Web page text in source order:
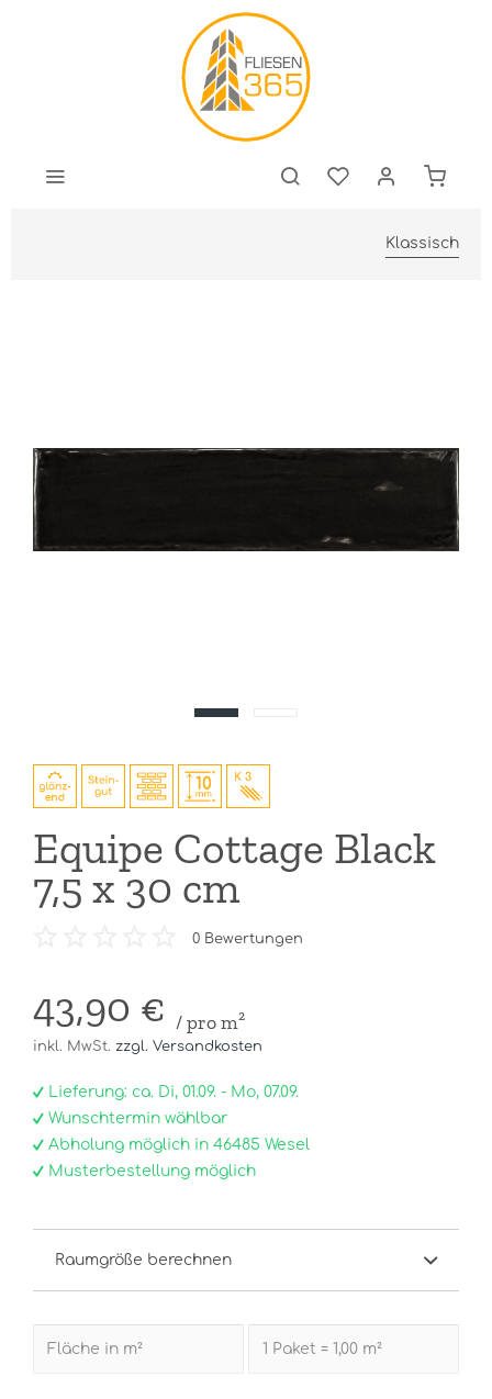
Klassisch
Equipe Cottage Black
7,5 x 30 cm
0 Bewertungen
43,90 € / pro m²
inkl. MwSt. zzgl. Versandkosten
Lieferung: ca. Di, 01.09. - Mo, 07.09.
Wunschtermin wählbar
Abholung möglich in 46485 Wesel
Musterbestellung möglich
Raumgröße berechnen